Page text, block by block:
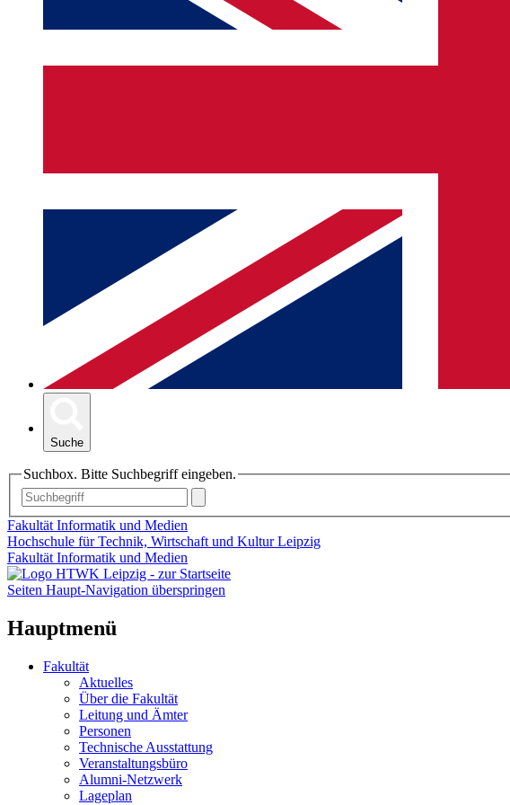
Suche
Suchbox. Bitte Suchbegriff eingeben.
Fakultät Informatik und Medien
Hochschule für Technik, Wirtschaft und Kultur Leipzig
Fakultät Informatik und Medien
Seiten Haupt-Navigation überspringen
Hauptmenü
Fakultät
Aktuelles
Über die Fakultät
Leitung und Ämter
Personen
Technische Ausstattung
Veranstaltungsbüro
Alumni-Netzwerk
Lageplan